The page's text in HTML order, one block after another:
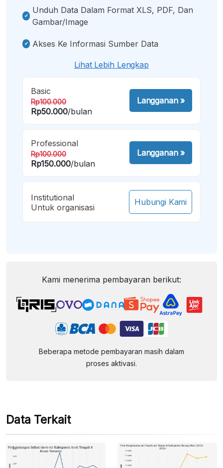
Unduh Data Dalam Format XLS, PDF, Dan
Gambar/image
Akses Ke Informasi Sumber Data
Lihat Lebih Lengkap
Basic
Rp100.000
Rp50.000/bulan
Langganan»
Professional
Rp100.000
Rp150.000/bulan
Langganan»
Institutional
Untuk organisasi
Hubungi Kami
Kami menerima pembayaran berikut:
Beberapa metode pembayaran masih dalam
proses aktivasi.
Data Terkait